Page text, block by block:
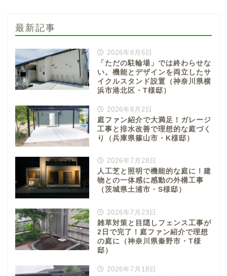
最新記事
2026年8月6日
「ただの駐輪場」では終わらせな
い。機能とデザインを両立したサ
イクルスタンド設置（神奈川県横
浜市港北区・T様邸）
2026年8月2日
庭ファン紹介で大満足！ガレージ
工事と排水改善で理想的な庭づく
り（兵庫県篠山市・K様邸）
2026年7月28日
人工芝と照明で機能的な庭に！建
物との一体感に感動の外構工事
（茨城県土浦市・S様邸）
2026年7月23日
雑草対策と目隠しフェンス工事が
2日で完了！庭ファン紹介で理想
の庭に（神奈川県秦野市・T様
邸）
2026年7月18日